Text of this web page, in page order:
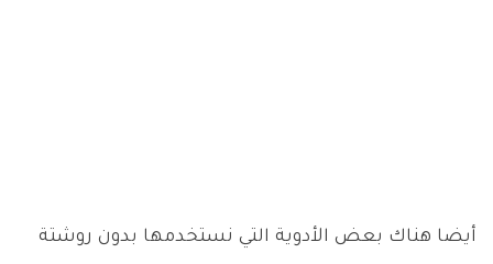
أيضا هناك بعض الأدوية التي نستخدمها بدون روشتة